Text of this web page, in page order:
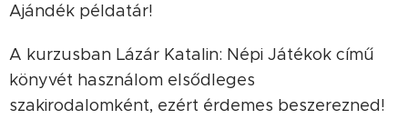
Ajándék példatár!
A kurzusban Lázár Katalin: Népi Játékok című
könyvét használom elsődleges
szakirodalomként, ezért érdemes beszerezned!